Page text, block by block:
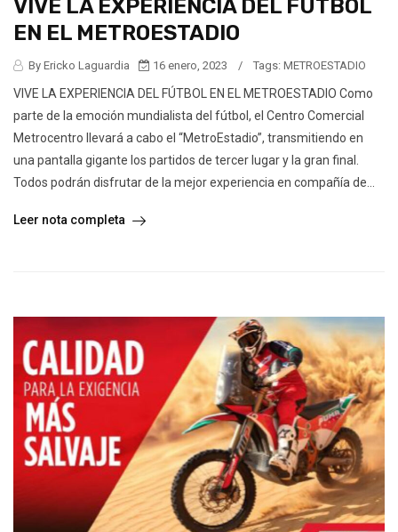
VIVE LA EXPERIENCIA DEL FÚTBOL
EN EL METROESTADIO
By Ericko Laguardia 16 enero, 2023 / Tags: METROESTADIO
VIVE LA EXPERIENCIA DEL FÚTBOL EN EL METROESTADIO Como
parte de la emoción mundialista del fútbol, el Centro Comercial
Metrocentro llevará a cabo el “MetroEstadio”, transmitiendo en
una pantalla gigante los partidos de tercer lugar y la gran final.
Todos podrán disfrutar de la mejor experiencia en compañía de...
Leer nota completa